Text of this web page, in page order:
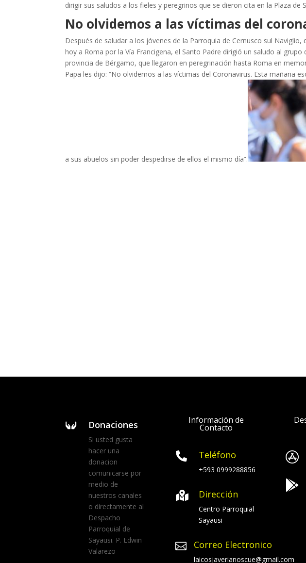
dirigir sus saludos a los fieles y peregrinos que se dieron cita en la Plaza de
No olvidemos a las víctimas del
Después de saludar a los jóvenes de la Parroquia de Cernusco sul Naviglio,
hoy a Roma por la Vía Francigena, el Santo Padre dirigió un saludo al
provincia de Bérgamo, que llegaron en peregrinación hasta Roma en
Papa les dijo: “No olvidemos a las víctimas del Coronavirus. Esta mañana
a sus abuelos sin poder despedirse de ellos el mismo día”.
 Donaciones
Si usted gusta
hacer una
donacion
comunicarse por
medio de
nuestros canales
o directamente al
Despacho
Parroquial de
Sayausi. P. Edwin
Valarezo
Información de
Contacto
 Teléfono
+593 0999288856
 Dirección
Centro Parroquial
Sayausi
 Correo Electronico
laicosjaverianoscue@gmail.com

